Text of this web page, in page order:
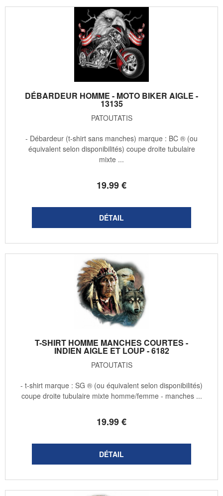
DÉBARDEUR HOMME - MOTO BIKER AIGLE -
13135
PATOUTATIS
19.99€
- Débardeur (t-shirt sans manches) marque : BC ® (ou
équivalent selon disponibilités) coupe droite tubulaire
mixte ...
T-SHIRT HOMME MANCHES COURTES -
INDIEN AIGLE ET LOUP - 6182
PATOUTATIS
19.99€
- t-shirt marque : SG ® (ou équivalent selon disponibilités)
coupe droite tubulaire mixte homme/femme - manches ...